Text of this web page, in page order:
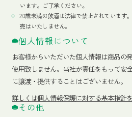
います。ご了承ください。
20歳未満の飲酒は法律で禁止されています
売はいたしません。
個人情報について
お客様からいただいた個人情報は商品の
使用致しません。当社が責任をもって安
に譲渡・提供することはございません。
詳しくは個人情報保護に対する基本指針
その他